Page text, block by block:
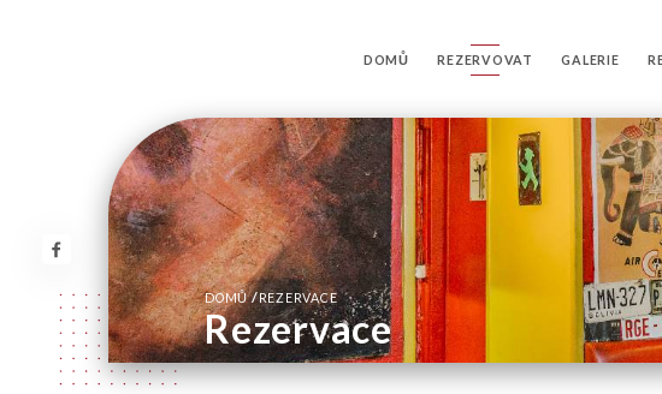
DOMŮ REZERVOVAT GALERIE
DOMŮ/REZERVACE
Rezervace